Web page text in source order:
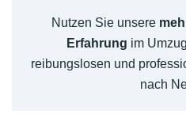
Nutzen Sie unsere
Erfahrung im
reibungslosen und
nach